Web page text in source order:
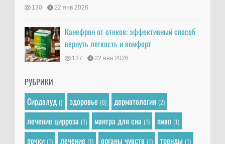
130 22 янв 2026
Канефрон от отеков: эффективный способ
вернуть легкость и комфорт
137 22 янв 2026
РУБРИКИ
Сирдалуд () здоровье (6) дерматология (2)
лечение цирроза (1) мантра для сна (1) пиво (1)
почки (1) лечение (1) органы чувств (1) тренды (1)